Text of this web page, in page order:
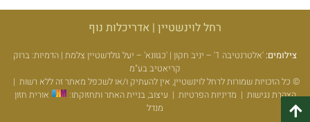
רחל לוינשטיין | אדריכלות נוף
צילומים:
'אלטרנטיבה 1' – יניב חקון | 'כגוונא' – יעל גולדשטיין צלמת | הדמיות: ברוק
קריאטיב בע"מ
© כל הזכויות שמורות לרחל לוינשטיין, אין להעתיק ו/או לשכפל מאתר זה ללא רשות |
הצהרת נגישות | מדיניות הפרטיות | עיצוב, בניית האתר ותחזוקתו:
אורית חזון
מנדל